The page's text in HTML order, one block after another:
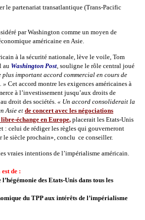
le partenariat transatlantique (Trans-Pacific
par Washington comme un moyen de
américaine en Asie.
à la sécurité nationale, lève le voile, Tom
au Washington Post , souligne le rôle central joué
plus important accord commercial en cours de
» Cet accord montre les exigences américaines à
à l’investissement jusqu’aux droits de
droit des sociétés. « Un accord consoliderait la
Asie et de concert avec les négociations
échange en Europe, placerait les Etats-Unis
: celui de rédiger les règles qui gouverneront
le siècle prochain», conclu ce conseiller.
vraies intentions de l’impérialisme américain.
de :
des Etats-Unis dans tous les
du TPP aux intérêts de l’impérialisme